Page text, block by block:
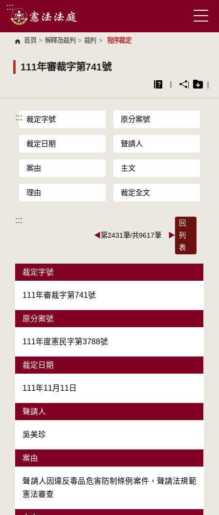
跳到主要內容區塊
:::
首頁 > 解釋及裁判 > 裁判 > 程序裁定
111年審裁字第741號
::: 裁定字號 原分案號
裁定日期 聲請人
案由 主文
理由 裁定全文
:::
◀第2431筆/共9617筆 ▶
回
列
表
裁定字號
111年審裁字第741號
原分案號
111年度憲民字第3788號
裁定日期
111年11月11日
聲請人
吳美珍
案由
聲請人因違反毒品危害防制條例案件，聲請法規範
憲法審查